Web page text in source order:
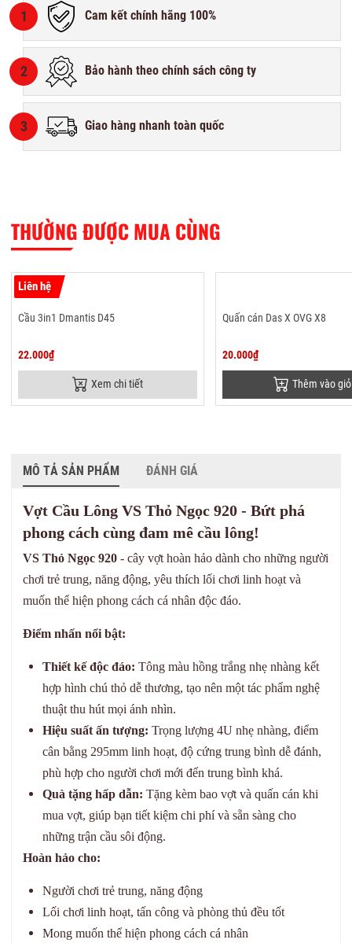
1 Cam kết chính hãng 100%
2 Bảo hành theo chính sách công ty
3 Giao hàng nhanh toàn quốc
THƯỜNG ĐƯỢC MUA CÙNG
Liên hệ
Cầu 3in1 Dmantis D45
22.000₫
Xem chi tiết
Quấn cán Das X OVG X8
20.000₫
Thêm vào giỏ
MÔ TẢ SẢN PHẨM ĐÁNH GIÁ
Vợt Cầu Lông VS Thỏ Ngọc 920 - Bứt phá
phong cách cùng đam mê cầu lông!
VS Thỏ Ngọc 920 - cây vợt hoàn hảo dành cho những người
chơi trẻ trung, năng động, yêu thích lối chơi linh hoạt và
muốn thể hiện phong cách cá nhân độc đáo.
Điểm nhấn nổi bật:
Thiết kế độc đáo: Tông màu hồng trắng nhẹ nhàng kết
hợp hình chú thỏ dễ thương, tạo nên một tác phẩm nghệ
thuật thu hút mọi ánh nhìn.
Hiệu suất ấn tượng: Trọng lượng 4U nhẹ nhàng, điểm
cân bằng 295mm linh hoạt, độ cứng trung bình dễ đánh,
phù hợp cho người chơi mới đến trung bình khá.
Quà tặng hấp dẫn: Tặng kèm bao vợt và quấn cán khi
mua vợt, giúp bạn tiết kiệm chi phí và sẵn sàng cho
những trận cầu sôi động.
Hoàn hảo cho:
Người chơi trẻ trung, năng động
Lối chơi linh hoạt, tấn công và phòng thủ đều tốt
Mong muốn thể hiện phong cách cá nhân